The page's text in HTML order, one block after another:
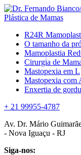
Plástica de Mamas
R24R
O tamanho da
Mamoplastia
Cirurgia de
Mastopexia em L
Mastopexia com
Enxertia de
+ 21 99955-4787
Av. Dr. Mário
- Nova Iguaçu - RJ
Siga-nos: